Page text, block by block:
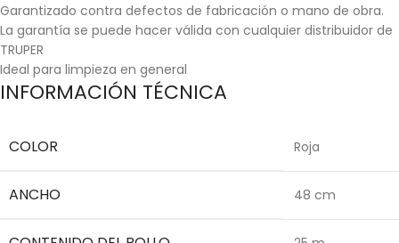
Garantizado contra defectos de fabricación o mano de obra.
La garantía se puede hacer válida con cualquier distribuidor de
TRUPER
Ideal para limpieza en general
INFORMACIÓN TÉCNICA
COLOR Roja
ANCHO 48 cm